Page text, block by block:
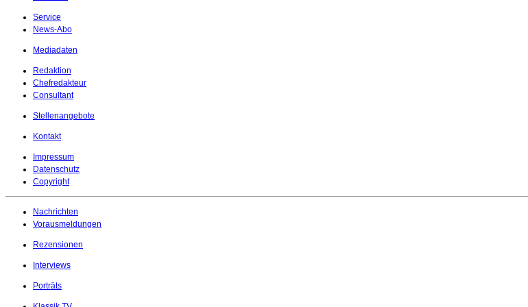
Service
News-Abo
Mediadaten
Redaktion
Chefredakteur
Consultant
Stellenangebote
Kontakt
Impressum
Datenschutz
Copyright
Nachrichten
Vorausmeldungen
Rezensionen
Interviews
Porträts